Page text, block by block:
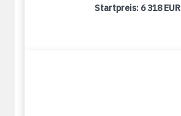
Startpreis: 6 318 EUR